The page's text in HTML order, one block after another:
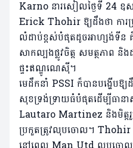
Karno នា​រសៀល​ថ្ងៃ​ទី 24 ឧ
Erick Thohir ឱ្យ​ដឹង​ថា ការ​
លំដាប់​ខ្ពស់​បំផុត​ដូច​អាហ្សង់​ទីន គឺ
សាកល្បង​​ផ្លូវ​ចិត្ត សមត្ថភាព
ផ្ទះឥណ្ឌូណេស៊ី​។
មេដឹកនាំ​ PSSI ក៏​បាន​បង្ហើប​ឱ្
សុខ​ទ្រង់ទ្រាយធំ​បំផុត​ដើម្បី​ធា
Lautaro Martinez និង​មិត្ត​
ប្រកួត​ត្រូវ​លុប​ចោល។ Thohir រ